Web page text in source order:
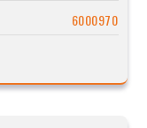
6000970